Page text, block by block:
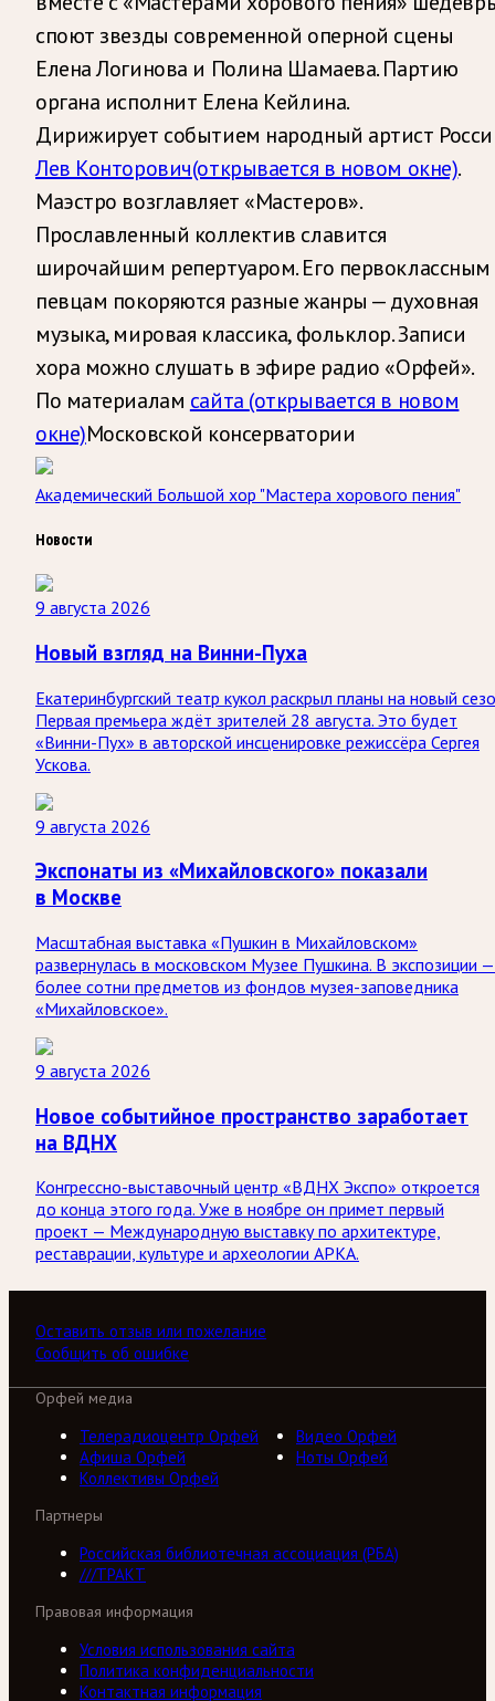
споют звезды современной оперной сцены
Елена Логинова и Полина Шамаева. Партию
органа исполнит Елена Кейлина.
Дирижирует событием народный артист
Лев Конторович(открывается в новом окне).
Маэстро возглавляет «Мастеров».
Прославленный коллектив славится
широчайшим репертуаром. Его первоклассным
певцам покоряются разные жанры — духовная
музыка, мировая классика, фольклор. Записи
хора можно слушать в эфире радио «Орфей».
По материалам сайта (открывается в новом
окне)Московской консерватории
Академический Большой хор "Мастера хорового пения"
Новости
9 августа 2026
Новый взгляд на Винни-Пуха
Екатеринбургский театр кукол раскрыл планы на новый
Первая премьера ждёт зрителей 28 августа. Это будет
«Винни-Пух» в авторской инсценировке режиссёра Сергея
Ускова.
9 августа 2026
Экспонаты из «Михайловского» показали
в Москве
Масштабная выставка «Пушкин в Михайловском»
развернулась в московском Музее Пушкина. В экспозиции —
более сотни предметов из фондов музея-заповедника
«Михайловское».
9 августа 2026
Новое событийное пространство заработает
на ВДНХ
Конгрессно-выставочный центр «ВДНХ Экспо» откроется
до конца этого года. Уже в ноябре он примет первый
проект — Международную выставку по архитектуре,
реставрации, культуре и археологии АРКА.
Оставить отзыв или пожелание
Сообщить об ошибке
Орфей медиа
Телерадиоцентр Орфей
Видео Орфей
Афиша Орфей
Ноты Орфей
Коллективы Орфей
Партнеры
Российская библиотечная ассоциация (РБА)
///ТРАКТ
Правовая информация
Условия использования сайта
Политика конфиденциальности
Контактная информация